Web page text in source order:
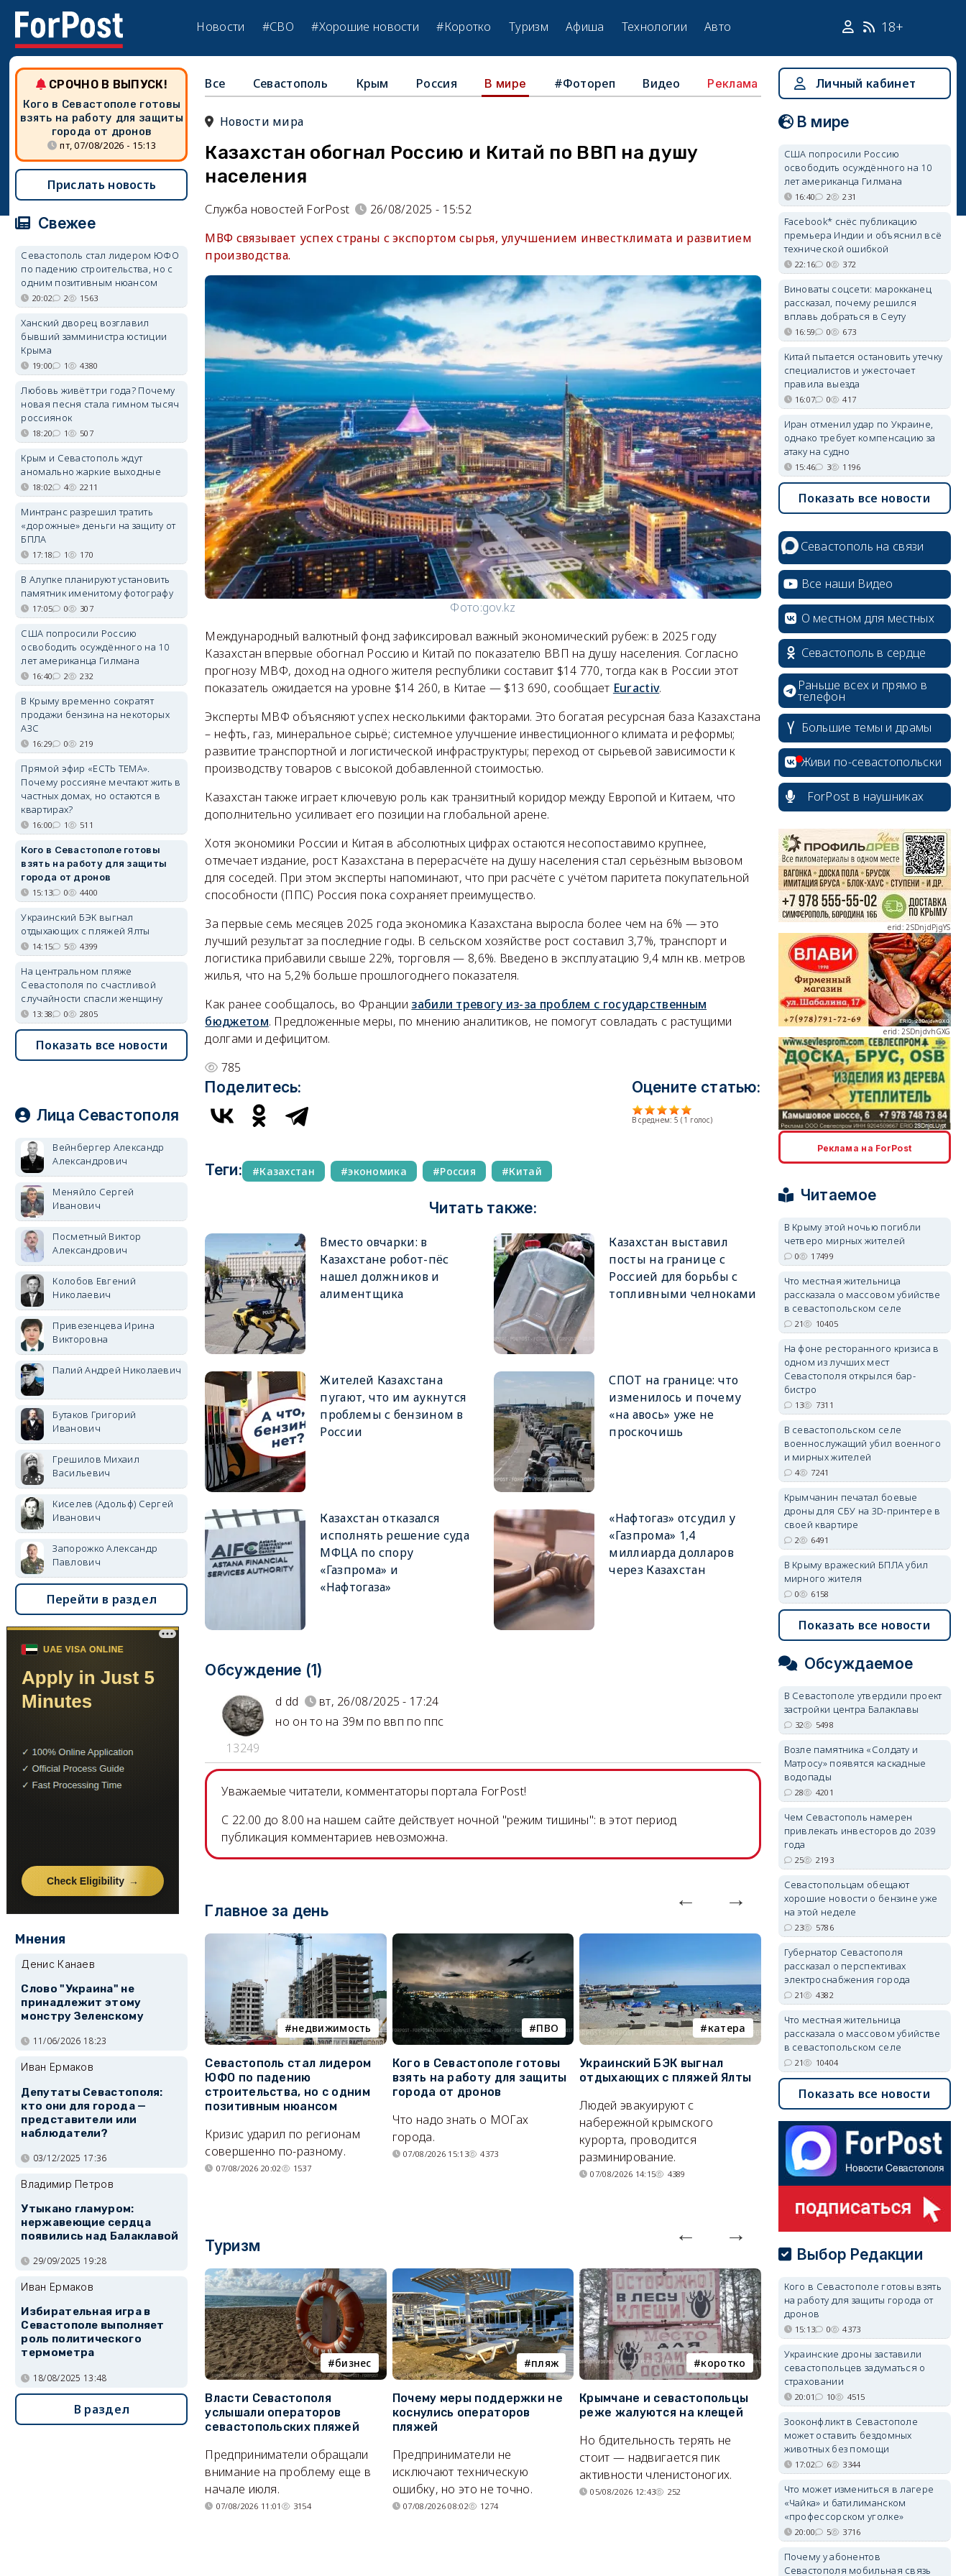
Новости #СВО #Хорошие новости #Коротко Туризм Афиша Технологии Авто 18+
Все Севастополь Крым Россия В мире #Фотореп Видео Реклама
Новости мира
Казахстан обогнал Россию и Китай по ВВП на душу
населения
Служба новостей ForPost
26/08/2025 - 15:52
МВФ связывает успех страны с экспортом сырья, улучшением инвестклимата и развитием
производства.
Фото:gov.kz
Международный валютный фонд зафиксировал важный экономический рубеж: в 2025 году
Казахстан впервые обогнал Россию и Китай по показателю ВВП на душу населения. Согласно
прогнозу МВФ, доход на одного жителя республики составит $14 770, тогда как в России этот
показатель ожидается на уровне $14 260, в Китае — $13 690, сообщает Euractiv.
Эксперты МВФ объясняют успех несколькими факторами. Это богатая ресурсная база Казахстана
– нефть, газ, минеральное сырьё; системное улучшение инвестиционного климата и реформы;
развитие транспортной и логистической инфраструктуры; переход от сырьевой зависимости к
производству товаров с высокой добавленной стоимостью.
Казахстан также играет ключевую роль как транзитный коридор между Европой и Китаем, что
дополнительно усиливает его позиции на глобальной арене.
Хотя экономики России и Китая в абсолютных цифрах остаются несопоставимо крупнее,
отмечает издание, рост Казахстана в перерасчёте на душу населения стал серьёзным вызовом
для соседей. При этом эксперты напоминают, что при расчёте с учётом паритета покупательной
способности (ППС) Россия пока сохраняет преимущество.
За первые семь месяцев 2025 года экономика Казахстана выросла более чем на 6% — это
лучший результат за последние годы. В сельском хозяйстве рост составил 3,7%, транспорт и
логистика прибавили свыше 22%, торговля — 8,6%. Введено в эксплуатацию 9,4 млн кв. метров
жилья, что на 5,2% больше прошлогоднего показателя.
Как ранее сообщалось, во Франции забили тревогу из-за проблем с государственным
бюджетом. Предложенные меры, по мнению аналитиков, не помогут совладать с растущими
долгами и дефицитом.
785
Поделитесь: Оцените статью:
В среднем: 5 ( 1 голос)
Теги: Казахстан экономика Россия Китай
Читать также:
Вместо овчарки: в
Казахстане робот-пёс
нашел должников и
алиментщика
Казахстан выставил
посты на границе с
Россией для борьбы с
топливными челноками
Жителей Казахстана
пугают, что им аукнутся
проблемы с бензином в
России
СПОТ на границе: что
изменилось и почему
«на авось» уже не
проскочишь
Казахстан отказался
исполнять решение суда
МФЦА по спору
«Газпрома» и
«Нафтогаза»
«Нафтогаз» отсудил у
«Газпрома» 1,4
миллиарда долларов
через Казахстан
Обсуждение (1)
13249
d dd
вт, 26/08/2025 - 17:24
но он то на 39м по ввп по ппс
Уважаемые читатели, комментаторы портала ForPost!
C 22.00 до 8.00 на нашем сайте действует ночной "режим тишины": в этот период
публикация комментариев невозможна.
Главное за день
недвижимость
Севастополь стал лидером
ЮФО по падению
строительства, но с одним
позитивным нюансом
Кризис ударил по регионам
совершенно по-разному.
07/08/2026 20:02 1537
ПВО
Кого в Севастополе готовы
взять на работу для защиты
города от дронов
Что надо знать о МОГах
города.
07/08/2026 15:13 4373
катера
Украинский БЭК выгнал
отдыхающих с пляжей Ялты
Людей эвакуируют с
набережной крымского
курорта, проводится
разминирование.
07/08/2026 14:15 4389
электроснабжение
Губернатор Севастополя
рассказал о перспективах
электроснабжения города
Энергетики, подчеркнул он,
делают практически
невозможное.
07/08/2026 10:13 4383
Туризм
бизнес
Власти Севастополя
услышали операторов
севастопольских пляжей
Предприниматели обращали
внимание на проблему еще в
начале июля.
07/08/2026 11:01 3154
пляж
Почему меры поддержки не
коснулись операторов
пляжей
Предприниматели не
исключают техническую
ошибку, но это не точно.
07/08/2026 08:02 1274
коротко
Крымчане и севастопольцы
реже жалуются на клещей
Но бдительность терять не
стоит — надвигается пик
активности членистоногих.
05/08/2026 12:43 252
Балаклава
В Севастополе утвердили
Балаклавы
Там появится туристический
квартал с отелями и
парковками.
05/08/2026 08:01 5498
СРОЧНО В ВЫПУСК!
Кого в Севастополе готовы
взять на работу для защиты
города от дронов
пт, 07/08/2026 - 15:13
Прислать новость
Свежее
Севастополь стал лидером ЮФО
по падению строительства, но с
одним позитивным нюансом
20:02 2 1563
Ханский дворец возглавил
бывший замминистра юстиции
Крыма
19:00 1 4380
Любовь живёт три года? Почему
новая песня стала гимном тысяч
россиянок
18:20 1 507
Крым и Севастополь ждут
аномально жаркие выходные
18:02 4 2211
Минтранс разрешил тратить
«дорожные» деньги на защиту от
БПЛА
17:18 1 170
В Алупке планируют установить
памятник именитому фотографу
17:05 0 307
США попросили Россию
освободить осуждённого на 10
лет американца Гилмана
16:40 2 232
В Крыму временно сократят
продажи бензина на некоторых
АЗС
16:29 0 219
Прямой эфир «ЕСТЬ ТЕМА».
Почему россияне мечтают жить в
частных домах, но остаются в
квартирах?
16:00 1 511
Кого в Севастополе готовы
взять на работу для защиты
города от дронов
15:13 0 4400
Украинский БЭК выгнал
отдыхающих с пляжей Ялты
14:15 5 4399
На центральном пляже
Севастополя по счастливой
случайности спасли женщину
13:38 0 2805
Показать все новости
Лица Севастополя
Вейнбергер Александр
Александрович
Меняйло Сергей
Иванович
Посметный Виктор
Александрович
Колобов Евгений
Николаевич
Привезенцева Ирина
Викторовна
Палий Андрей Николаевич
Бутаков Григорий
Иванович
Грешилов Михаил
Васильевич
Киселев (Адольф) Сергей
Иванович
Запорожко Александр
Павлович
Перейти в раздел
Мнения
Денис Канаев
Слово "Украина" не
принадлежит этому
монстру Зеленскому
11/06/2026 18:23
Иван Ермаков
Депутаты Севастополя:
кто они для города —
представители или
наблюдатели?
03/12/2025 17:36
Владимир Петров
Утыкано гламуром:
нержавеющие сердца
появились над Балаклавой
29/09/2025 19:28
Иван Ермаков
Избирательная игра в
Севастополе выполняет
роль политического
термометра
18/08/2025 13:48
В раздел
Личный кабинет
В мире
США попросили Россию
освободить осуждённого на 10
лет американца Гилмана
16:40 2 231
Facebook* снёс публикацию
премьера Индии и объяснил всё
технической ошибкой
22:16 0 372
Виноваты соцсети: марокканец
рассказал, почему решился
вплавь добраться в Сеуту
16:59 0 673
Китай пытается остановить утечку
специалистов и ужесточает
правила выезда
16:07 0 417
Иран отменил удар по Украине,
однако требует компенсацию за
атаку на судно
15:46 3 1196
Показать все новости
Севастополь на связи
Все наши Видео
О местном для местных
Севастополь в сердце
Раньше всех и прямо в
телефон
Большие темы и драмы
Живи по-севастопольски
ForPost в наушниках
erid: 2SDnjdPjgYS
erid: 2SDnjdvhGXG
erid: 2SDnjcLUypt
erid: 2SDnjcrDNw6
erid: 2SDnjdvhGXG
Реклама на ForPost
Читаемое
В Крыму этой ночью погибли
четверо мирных жителей
0 17499
Что местная жительница
рассказала о массовом убийстве
в севастопольском селе
21 10405
На фоне ресторанного кризиса в
одном из лучших мест
Севастополя открылся бар-
бистро
13 7311
В севастопольском селе
военнослужащий убил военного
и мирных жителей
4 7241
Крымчанин печатал боевые
дроны для СБУ на 3D-принтере в
своей квартире
2 6491
В Крыму вражеский БПЛА убил
мирного жителя
0 6158
Показать все новости
Обсуждаемое
В Севастополе утвердили проект
застройки центра Балаклавы
32 5498
Возле памятника «Солдату и
Матросу» появятся каскадные
водопады
28 4201
Чем Севастополь намерен
привлекать инвесторов до 2039
года
25 2193
Севастопольцам обещают
хорошие новости о бензине уже
на этой неделе
23 5786
Губернатор Севастополя
рассказал о перспективах
электроснабжения города
21 4382
Что местная жительница
рассказала о массовом убийстве
в севастопольском селе
21 10404
Показать все новости
Выбор Редакции
Кого в Севастополе готовы взять
на работу для защиты города от
дронов
15:13 0 4373
Украинские дроны заставили
севастопольцев задуматься о
страховании
20:01 10 4515
Зооконфликт в Севастополе
может оставить бездомных
животных без помощи
17:02 6 3344
Что может измениться в лагере
«Чайка» и батилиманском
«профессорском уголке»
20:00 5 3716
Почему у абонентов
Севастополя мобильная связь